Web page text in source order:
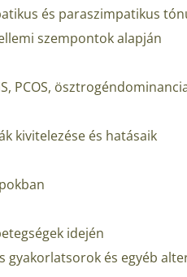
és paraszimpatikus
szempontok alapján
PCOS,
kivitelezése és hatásaik
idején
gyakorlatsorok és egyéb